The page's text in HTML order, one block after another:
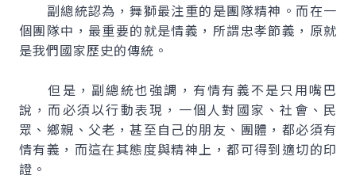
副總統認為，舞獅最注重的是團隊精神。而在一
個團隊中，最重要的就是情義，所謂忠孝節義，原就
是我們國家歷史的傳統。
但是，副總統也強調，有情有義不是只用嘴巴
說，而必須以行動表現，一個人對國家、社會、民
眾、鄉親、父老，甚至自己的朋友、團體，都必須有
情有義，而這在其態度與精神上，都可得到適切的印
證。